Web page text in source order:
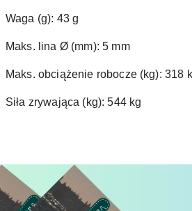
Waga (g): 43 g
Maks. lina Ø (mm): 5 mm
Maks. obciążenie robocze (kg): 318
Siła zrywająca (kg): 544 kg